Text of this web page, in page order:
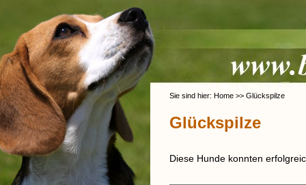
Sie sind hier: Home >> Glückspilze
Glückspilze
Diese Hunde konnten